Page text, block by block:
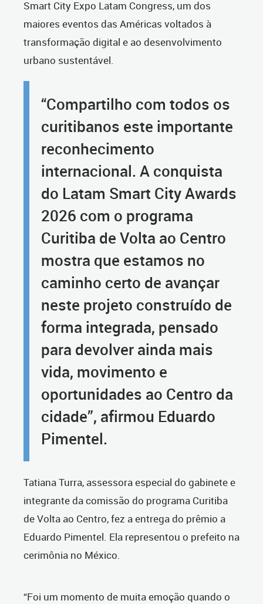
Smart City Expo Latam Congress, um dos
maiores eventos das Américas voltados à
transformação digital e ao desenvolvimento
urbano sustentável.
“Compartilho com todos os
curitibanos este importante
reconhecimento
internacional. A conquista
do Latam Smart City Awards
2026 com o programa
Curitiba de Volta ao Centro
mostra que estamos no
caminho certo de avançar
neste projeto construído de
forma integrada, pensado
para devolver ainda mais
vida, movimento e
oportunidades ao Centro da
cidade”, afirmou Eduardo
Pimentel.
Tatiana Turra, assessora especial do gabinete e
integrante da comissão do programa Curitiba
de Volta ao Centro, fez a entrega do prêmio a
Eduardo Pimentel. Ela representou o prefeito na
cerimônia no México.
“Foi um momento de muita emoção quando o